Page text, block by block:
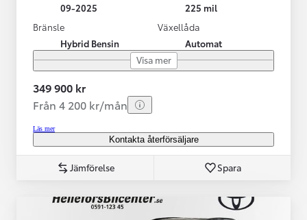
09-2025
225 mil
Bränsle
Hybrid Bensin
Växellåda
Automat
Visa mer
349 900 kr
Från 4 200 kr/mån
Läs mer
Kontakta återförsäljare
Jämförelse Spara